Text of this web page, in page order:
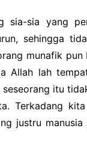
sia-sia yang
sehingga
munafik
Allah lah
seseorang itu
Terkadang kita
justru